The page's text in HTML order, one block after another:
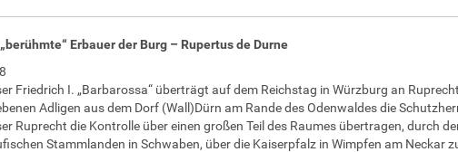
Erbauer der Burg – Rupertus de Durne
Friedrich I. „Barbarossa“ überträgt auf dem Reichstag in Würzburg an
Adligen aus dem Dorf (Wall)Dürn am Rande des Odenwaldes die
Ruprecht die Kontrolle über einen großen Teil des Raumes übertragen, durch
Stammlanden in Schwaben, über die Kaiserpfalz in Wimpfen am Neckar